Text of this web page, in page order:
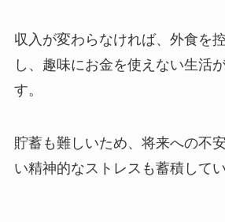
収入が変わらなければ、外食を
し、趣味にお金を使えない生活
す。
貯蓄も難しいため、将来への不
い精神的なストレスも蓄積して